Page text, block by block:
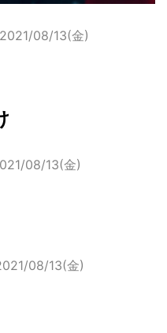
2021/08/13(金)
08/13(金)
08/13(金)